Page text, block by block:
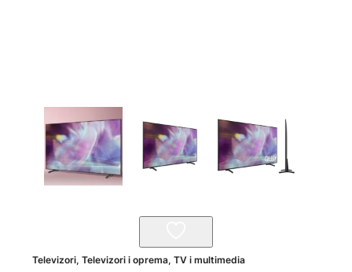
Televizori,Televizori i oprema,TV i multimedia